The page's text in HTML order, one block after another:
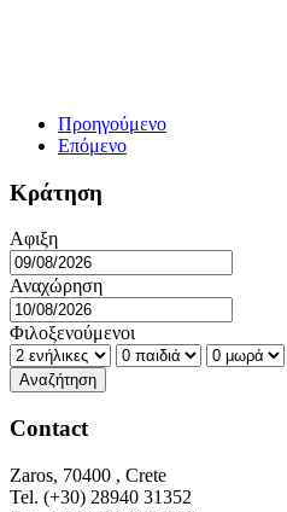
Προηγούμενο
Επόμενο
Κράτηση
Αφιξη
Αναχώρηση
Φιλοξενούμενοι
Αναζήτηση
Contact
Zaros, 70400 , Crete
Tel. (+30) 28940 31352